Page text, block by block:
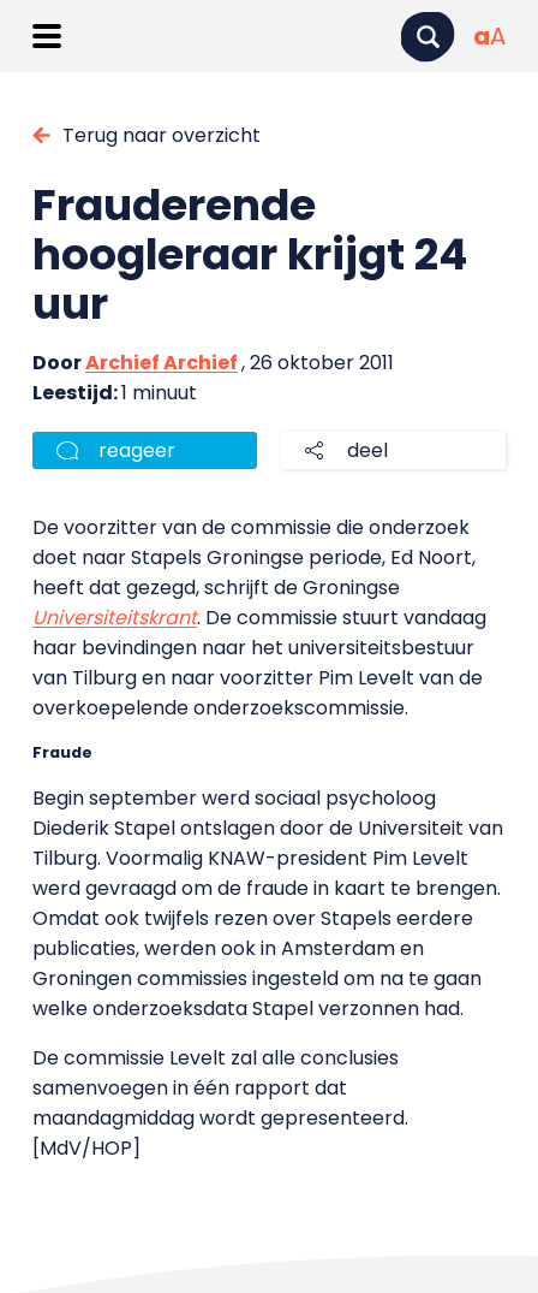
aA
Terug naar overzicht
Frauderende
hoogleraar krijgt 24
uur
DoorArchief Archief, 26 oktober 2011
Leestijd:1 minuut
reageer deel
De voorzitter van de commissie die onderzoek
doet naar Stapels Groningse periode, Ed Noort,
heeft dat gezegd, schrijft de Groningse
Universiteitskrant. De commissie stuurt vandaag
haar bevindingen naar het universiteitsbestuur
van Tilburg en naar voorzitter Pim Levelt van de
overkoepelende onderzoekscommissie.
Fraude
Begin september werd sociaal psycholoog
Diederik Stapel ontslagen door de Universiteit van
Tilburg. Voormalig KNAW-president Pim Levelt
werd gevraagd om de fraude in kaart te brengen.
Omdat ook twijfels rezen over Stapels eerdere
publicaties, werden ook in Amsterdam en
Groningen commissies ingesteld om na te gaan
welke onderzoeksdata Stapel verzonnen had.
De commissie Levelt zal alle conclusies
samenvoegen in één rapport dat
maandagmiddag wordt gepresenteerd.
[MdV/HOP]